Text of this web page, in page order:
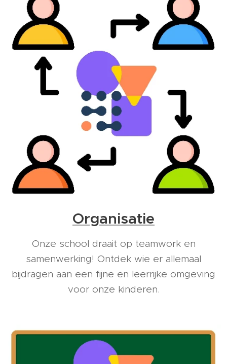
Organisatie
Onze school draait op teamwork en
samenwerking! Ontdek wie er allemaal
bijdragen aan een fijne en leerrijke omgeving
voor onze kinderen.